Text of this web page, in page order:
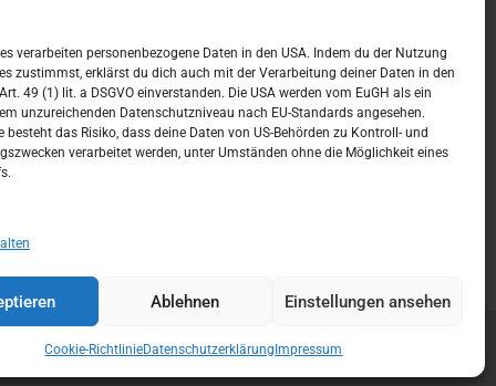
verarbeiten personenbezogene Daten in den USA. Indem du der Nutzung
zustimmst, erklärst du dich auch mit der Verarbeitung deiner Daten in den
49 (1) lit. a DSGVO einverstanden. Die USA werden vom EuGH als ein
unzureichenden Datenschutzniveau nach EU-Standards angesehen.
besteht das Risiko, dass deine Daten von US-Behörden zu Kontroll- und
verarbeitet werden, unter Umständen ohne die Möglichkeit eines
Ablehnen Einstellungen ansehen
Cookie-RichtlinieDatenschutzerklärung Impressum
5 6 7 8 9 10 11
12 13 14 15 16 17
19 20 21 22 23 24 25